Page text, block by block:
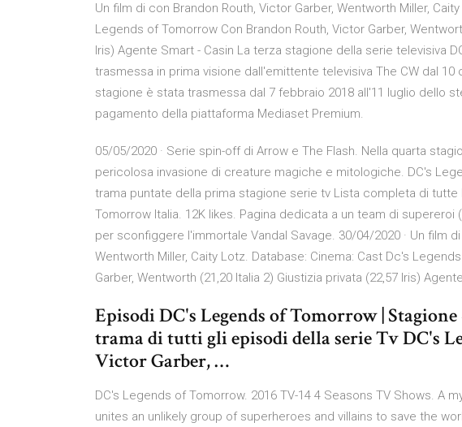
Un film di con Brandon Routh, Victor Garber, Wentworth Miller,
Legends of Tomorrow Con Brandon Routh, Victor Garber,
Iris) Agente Smart - Casin La terza stagione della serie televisiva
trasmessa in prima visione dall'emittente televisiva The CW dal 10
stagione è stata trasmessa dal 7 febbraio 2018 all'11 luglio dello
pagamento della piattaforma Mediaset Premium.
05/05/2020 · Serie spin-off di Arrow e The Flash. Nella quarta
pericolosa invasione di creature magiche e mitologiche. DC's
trama puntate della prima stagione serie tv Lista completa di
Tomorrow Italia. 12K likes. Pagina dedicata a un team di supereroi
per sconfiggere l'immortale Vandal Savage. 30/04/2020 · Un film
Wentworth Miller, Caity Lotz. Database: Cinema: Cast Dc's
Garber, Wentworth (21,20 Italia 2) Giustizia privata (22,57 Iris)
Episodi DC's Legends of Tomorrow |
trama di tutti gli episodi della serie Tv DC's
Victor Garber, …
DC's Legends of Tomorrow. 2016 TV-14 4 Seasons TV Shows. A
unites an unlikely group of superheroes and villains to save the